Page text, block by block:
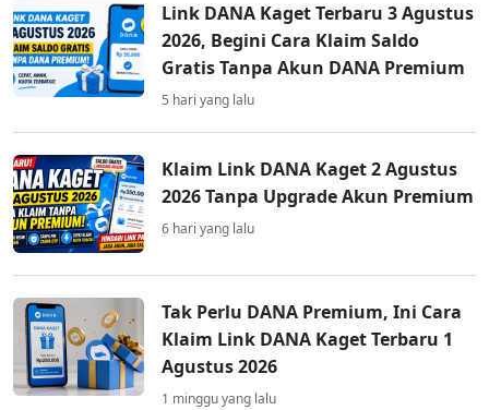
Link DANA Kaget Terbaru 3 Agustus
2026, Begini Cara Klaim Saldo
Gratis Tanpa Akun DANA Premium
5 hari yang lalu
Klaim Link DANA Kaget 2 Agustus
2026 Tanpa Upgrade Akun Premium
6 hari yang lalu
Tak Perlu DANA Premium, Ini Cara
Klaim Link DANA Kaget Terbaru 1
Agustus 2026
1 minggu yang lalu